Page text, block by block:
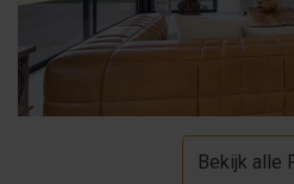
Bekijk alle